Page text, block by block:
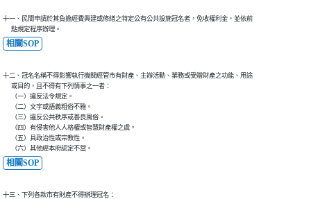
十一、民間申請於其負擔經費興建或修繕之特定公有公共設施冠名者，免收權利金，並依前
      點規定程序辦理。
相關SOP
十二、冠名名稱不得影響執行機關經管市有財產、主辦活動、業務或受贈財產之功能、用途
      或目的，且不得有下列情事之一者：
      （一）違反法令規定。
      （二）文字或語義粗俗不雅。
      （三）違反公共秩序或善良風俗。
      （四）有侵害他人人格權或智慧財產權之虞。
      （五）具政治性或宗教性。
      （六）其他經本府認定不當。
相關SOP
十三、下列各款市有財產不得辦理冠名：